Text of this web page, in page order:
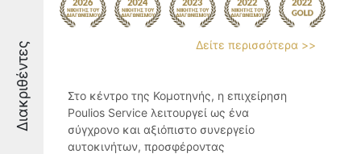
Διακριθέντες Δείτε περισσότερα >>
Στο κέντρο της Κομοτηνής, η επιχείρηση
Poulios Service λειτουργεί ως ένα
σύγχρονο και αξιόπιστο συνεργείο
αυτοκινήτων, προσφέροντας